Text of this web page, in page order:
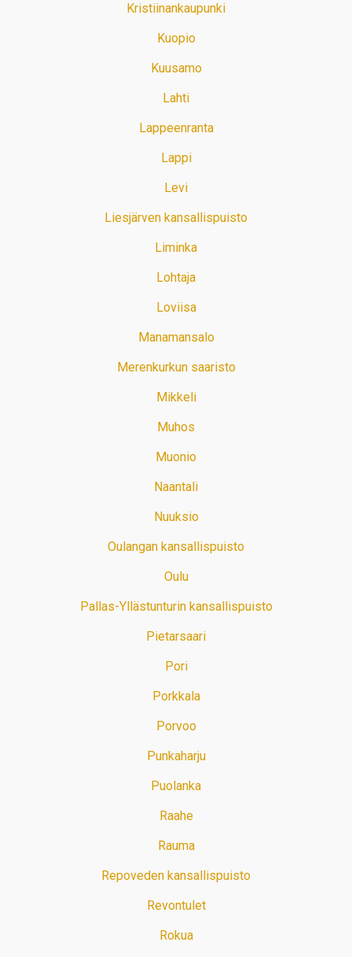
Kristiinankaupunki
Kuopio
Kuusamo
Lahti
Lappeenranta
Lappi
Levi
Liesjärven kansallispuisto
Liminka
Lohtaja
Loviisa
Manamansalo
Merenkurkun saaristo
Mikkeli
Muhos
Muonio
Naantali
Nuuksio
Oulangan kansallispuisto
Oulu
Pallas-Yllästunturin kansallispuisto
Pietarsaari
Pori
Porkkala
Porvoo
Punkaharju
Puolanka
Raahe
Rauma
Repoveden kansallispuisto
Revontulet
Rokua